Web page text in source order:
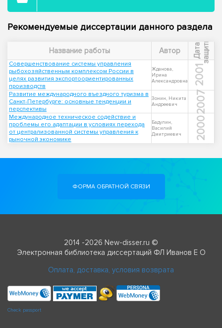
Рекомендуемые диссертации данного раздела
Название работы Автор Д
а
т
а
з
а
щ
и
т ы
Совершенствование системы управления
рыбохозяйственным комплексом России в
целях развития экспортоориентированных
производств
Жданова,
Ирина
Александровна
2001
Развитие международного въездного туризма в
Санкт-Петербурге: основные тенденции и
перспективы
Зонин, Никита
Андреевич
2007
Международное техническое содействие и
проблемы его адаптации в условиях перехода
от централизованной системы управления к
рыночной экономике
Бадулин,
Василий
Дмитриевич
2000
ФОРМА ОБРАТНОЙ СВЯЗИ
2014 -2026 New-disser.ru ©
Электронная библиотека диссертаций ФЛ Иванов Е О
Оплата, доставка, условия возврата
Check passport